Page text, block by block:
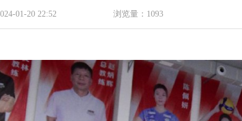
01-20 22:52 浏览量： 1093